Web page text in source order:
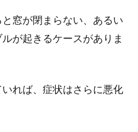
窓が閉まらない、あるい
が起きるケースがありま
れば、症状はさらに悪化